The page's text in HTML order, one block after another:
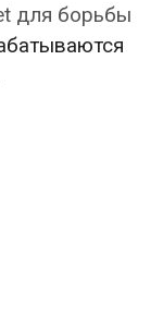
для борьбы